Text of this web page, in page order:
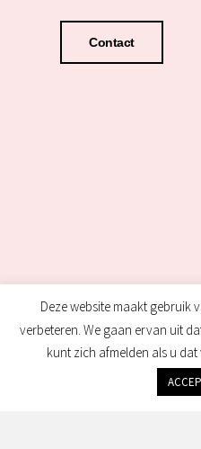
Contact
Deze website maakt gebruik
verbeteren. We gaan ervan uit
kunt zich afmelden als u dat